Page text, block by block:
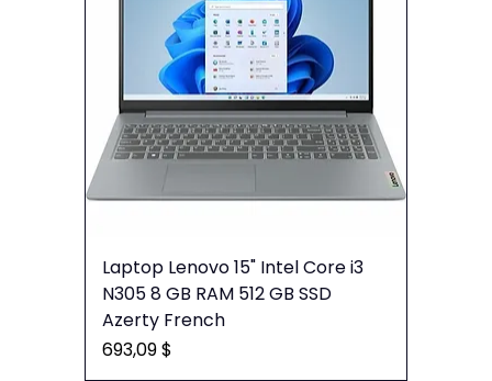
Laptop Lenovo 15" Intel Core i3
N305 8 GB RAM 512 GB SSD
Azerty French
Prix
693,09 $